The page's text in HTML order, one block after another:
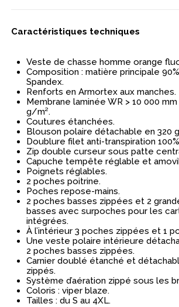
Caractéristiques techniques
Veste de chasse homme orange
Composition : matière principale
Spandex.
Renforts en Armortex aux manches.
Membrane laminée WR > 10 000
g/m².
Coutures étanchées.
Blouson polaire détachable en 320
Doublure filet anti-transpiration
Zip double curseur sous patte
Capuche tempête réglable et
Poignets réglables.
2 poches poitrine.
Poches repose-mains.
2 poches basses zippées et 2
basses avec surpoches pour les
intégrées.
À l’intérieur 3 poches zippées et 1
Une veste polaire intérieure
2 poches basses zippées.
Carnier doublé étanché et
zippés.
Système d’aération zippé sous les
Coloris : viper blaze.
Tailles : du S au 4XL.